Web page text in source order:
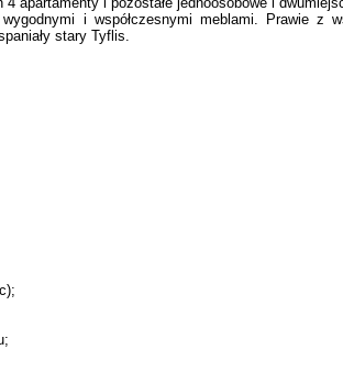
i współczesnymi meblami. Prawie z
stary Tyflis.